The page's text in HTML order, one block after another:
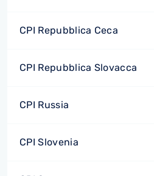
CPI Repubblica Ceca
CPI Repubblica Slovacca
CPI Russia
CPI Slovenia